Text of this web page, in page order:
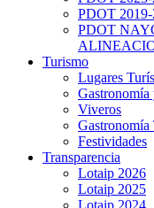
PDOT
PDOT
Turismo
Lugares
Gastronomía
Viveros
Festividades
Transparencia
Lotaip 2026
Lotaip 2025
Lotaip 2024